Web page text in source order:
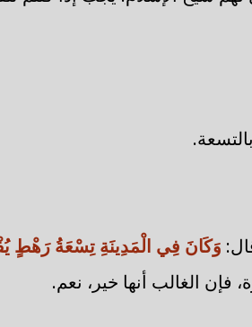
وَكَانَ فِي الْمَدِينَةِ تِسْعَةُ رَهْطٍ